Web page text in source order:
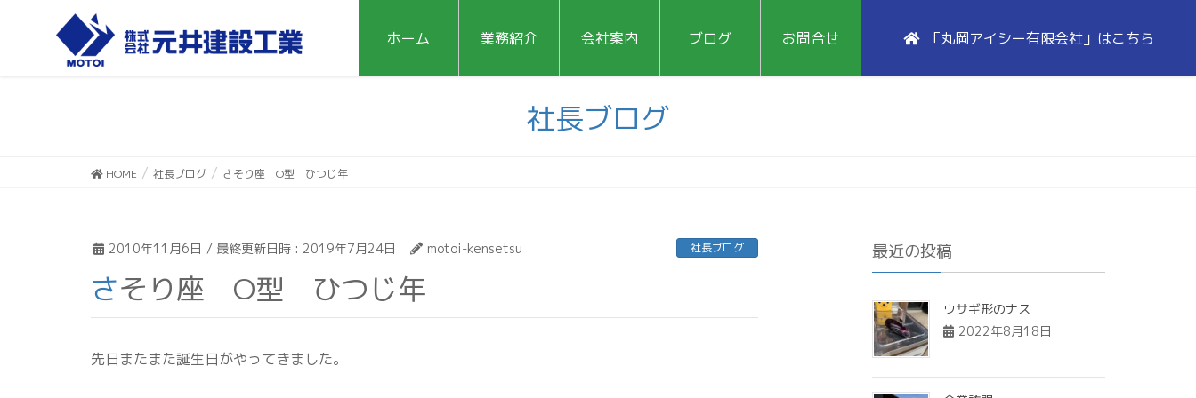
ホーム 業務紹介 会社案内 ブログ お問合せ 「丸岡アイシー有限会社」はこちら
社長ブログ
HOME 社長ブログ さそり座 O型 ひつじ年
2010年11月6日 / 最終更新日時 : 2019年7月24日 motoi-kensetsu 社長ブログ
さそり座 O型 ひつじ年
先日またまた誕生日がやってきました。
最近の投稿
ウサギ形のナス
2022年8月18日